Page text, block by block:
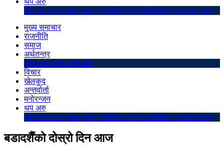
शिक्षास्वास्थ्यप्रवाससुचना प्रविधिपत्रपत्रिकाबिचित्र संसारब्लो अप
मुख्य समाचार
राजनीति
समाज
अर्थतन्त्र
शेयर बजारबैंक–वित्तअटो
विचार
खेलकुद
अन्तर्वार्ता
मनोरन्जन
थप अरु
शिक्षास्वास्थ्यप्रवाससुचना प्रविधिपत्रपत्रिकाबिचित्र संसारब्लो अप
बडादशैँको दोस्रो दिन आज